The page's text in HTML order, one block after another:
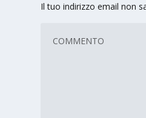
Il tuo indirizzo email non